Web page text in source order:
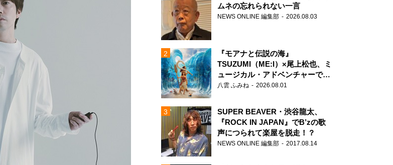
ムネの忘れられない一言
NEWS ONLINE 編集部 2026.08.03
『モアナと伝説の海』
TSUZUMI（ME:I）×尾上松也、ミ
ュージカル・アドベンチャーで美
声を響かせる
八雲 ふみね 2026.08.01
SUPER BEAVER・渋谷龍太、
『ROCK IN JAPAN』でB’zの歌
声につられて楽屋を脱走！？
NEWS ONLINE 編集部 2017.08.14